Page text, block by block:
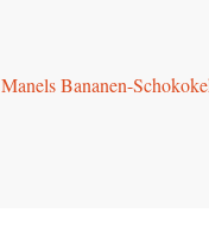
Manels Bananen-